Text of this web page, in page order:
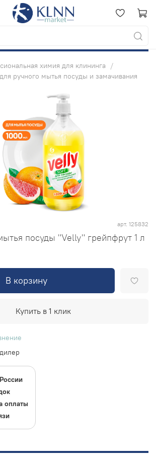
химия для клининга
ручного мытья посуды и замачивания
арт. 125832
посуды "Velly" грейпфрут 1 л
В корзину
Купить в 1 клик
оплаты